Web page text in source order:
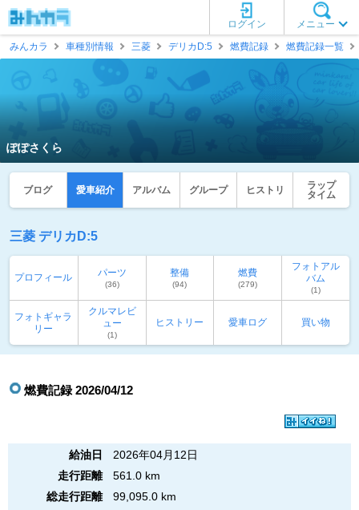
メニュー
ログイン
みんカラ
車種別情報 三菱 デリカD:5 燃費記録 燃費記録一覧
ぽぽさくら
ブログ 愛車紹介 アルバム グループ ヒストリ
ラップ
タイム
三菱 デリカD:5
プロフィール パーツ
(36)
整備
(94)
燃費
(279)
フォトアル
バム
(1)
フォトギャラ
リー
クルマレビ
ュー
(1)
ヒストリー 愛車ログ 買い物
燃費記録 2026/04/12
給油日
2026年04月12日
走行距離
561.0 km
総走行距離
99,095.0 km